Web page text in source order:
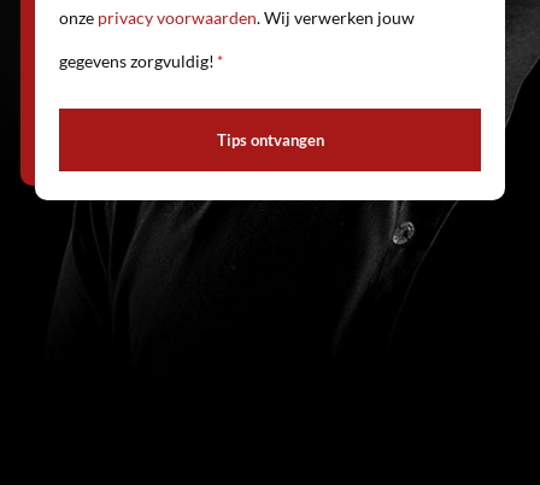
voorwaarden
onze privacy voorwaarden. Wij verwerken jouw
gegevens zorgvuldig!*